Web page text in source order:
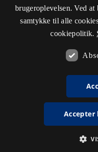
brugeroplevelsen. Ved
samtykke til alle
cookiepolitik.
Accepter